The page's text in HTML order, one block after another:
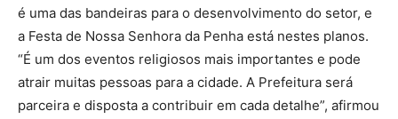
é uma das bandeiras para o desenvolvimento do setor, e
a Festa de Nossa Senhora da Penha está nestes planos.
“É um dos eventos religiosos mais importantes e pode
atrair muitas pessoas para a cidade. A Prefeitura será
parceira e disposta a contribuir em cada detalhe”, afirmou